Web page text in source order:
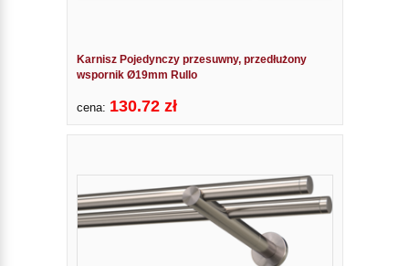
Karnisz Pojedynczy przesuwny, przedłużony
wspornik Ø19mm Rullo
cena: 130.72 zł